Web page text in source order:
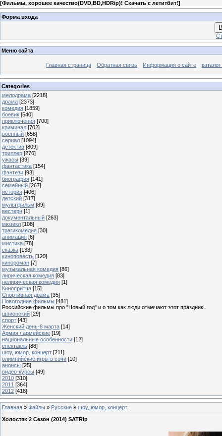
[Фильмы, хорошее качество(DVD,BD,HDRip)! Скачать с летитбит!]
Форма входа
Меню сайта
Главная страница Обратная связь Информация о сайте
Categories
мелодрама [2218]
драма [2373]
комедия [1859]
боевик [540]
приключения [700]
криминал [702]
военный [658]
сериал [1094]
детектив [809]
триллер [276]
ужасы [39]
фантастика [154]
фэнтези [93]
биография [141]
семейный [267]
история [406]
детский [317]
мультфильм [89]
вестерн [1]
документальный [263]
мюзикл [108]
трагикомедия [30]
анимация [6]
мистика [78]
сказка [133]
киноповесть [120]
кинороман [7]
музыкальная комедия [86]
лирическая комедия [83]
нелирическая комедия [1]
Кинопритча [15]
Спортивная драма [35]
Новогодние фильмы [481]
Российские фильмы про "Новый год" и о том как люди отмечают этот праздник!
шпионский [29]
спорт [43]
Женский день-8 марта [14]
Армия / армейские [19]
национальные особенности [12]
спектакль [88]
шоу, юмор, концерт [211]
олимпийские игры в сочи [10]
анонсы [25]
видео-курсы [49]
2010 [310]
2011 [364]
2012 [418]
Главная » Файлы » Русские » шоу, юмор, концерт
Холостяк 2 Сезон (2014) SATRip